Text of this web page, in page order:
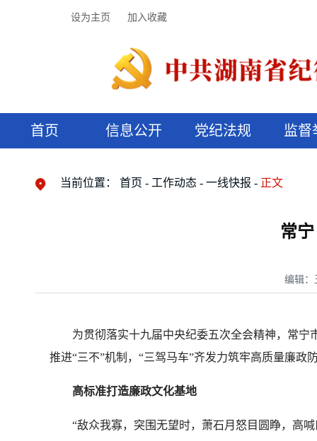
设为主页 加入收藏
首页 信息公开 党纪法规 监督
当前位置： 首页 工作动态 一线快报 正文
常
编辑：
为贯彻落实十九届中央纪委五次全会精神，常宁
推进“三不”机制，“三驾马车”齐发力筑牢高质量廉政
高标准打造廉政文化基地
“敌众我寡，突围无望时，萧石月怒目圆睁，高喊